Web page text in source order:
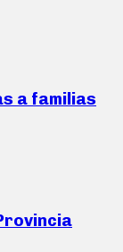
a familias